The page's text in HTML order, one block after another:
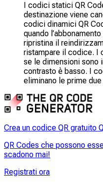
I codici statici QR
destinazione viene
codici dinamici QR
quando
ripristina il
ristampare il codice. I
se le dimensioni sono
contrasto è basso. I
eliminano le prime due
Crea un codice QR gratuito
QR Codes che possono
scadono mai!
Registrati ora